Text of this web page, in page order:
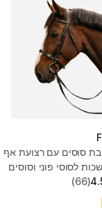
סוסים עם רצועת אף
לסוסי פוני וסוסים
(66)